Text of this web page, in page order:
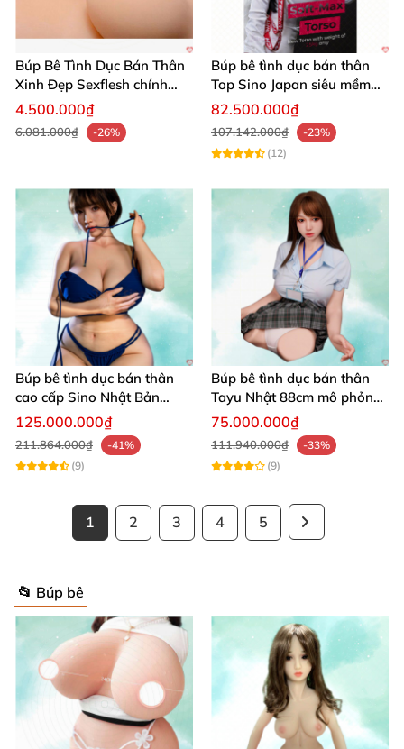
Búp Bê Tình Dục Bán Thân
Xinh Đẹp Sexflesh chính
hãng Nhật
4.500.000₫
6.081.000₫ -26%
Búp bê tình dục bán thân
Top Sino Japan siêu mềm
nhẹ 25Kg platinum silicone
82.500.000₫
107.142.000₫
-23%
(12)
Búp bê tình dục bán thân
cao cấp Sino Nhật Bản
93cm siêu thực
125.000.000₫
211.864.000₫
-41%
(9)
Búp bê tình dục bán thân
Tayu Nhật 88cm mô phỏng
sống động thật
75.000.000₫
111.940.000₫
-33%
(9)
1 2 3 4 5
📂 Búp bê